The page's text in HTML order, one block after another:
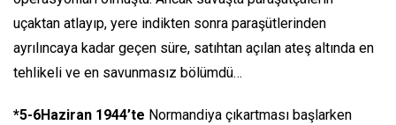
uçaktan atlayıp, yere indikten sonra paraşütlerinden
ayrılıncaya kadar geçen süre, satıhtan açılan ateş altında en
tehlikeli ve en savunmasız bölümdü…
*5-6Haziran 1944’te Normandiya çıkartması başlarken